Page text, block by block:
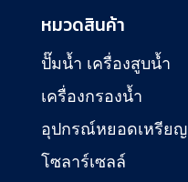
หมวดสินค้า
ปั๊มน้ำ เครื่องสูบน้ำ
เครื่องกรองน้ำ
อุปกรณ์หยอดเหรียญ
โซลาร์เซลล์